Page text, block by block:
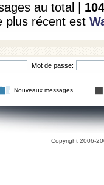
au total | 104
plus récent est
Mot de passe:
Nouveaux messages
Copyright 2006-